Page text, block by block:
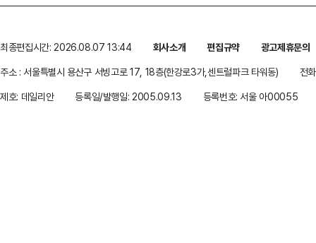
최종편집시간: 2026.08.07 13:44 회사소개 편집규약
광고제휴문의
주소 : 서울특별시 용산구 서빙고로 17, 18층(한강로3가,센트럴파크 타워동)
전
제호: 데일리안
등록일/발행일: 2005.09.13 등록번호: 서울 아00055